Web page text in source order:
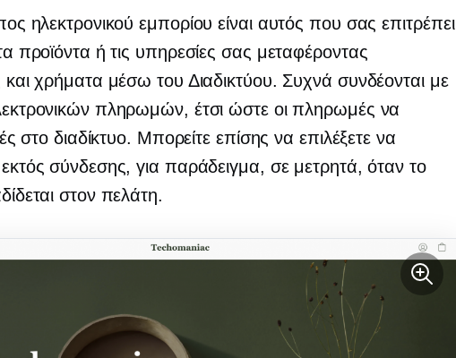
ηλεκτρονικού εμπορίου είναι αυτός που σας επιτρέπει
προϊόντα ή τις υπηρεσίες σας μεταφέροντας
χρήματα μέσω του Διαδικτύου. Συχνά συνδέονται με
πληρωμών, έτσι ώστε οι πληρωμές να
στο διαδίκτυο. Μπορείτε επίσης να επιλέξετε να
σύνδεσης, για παράδειγμα, σε μετρητά, όταν το
στον πελάτη.